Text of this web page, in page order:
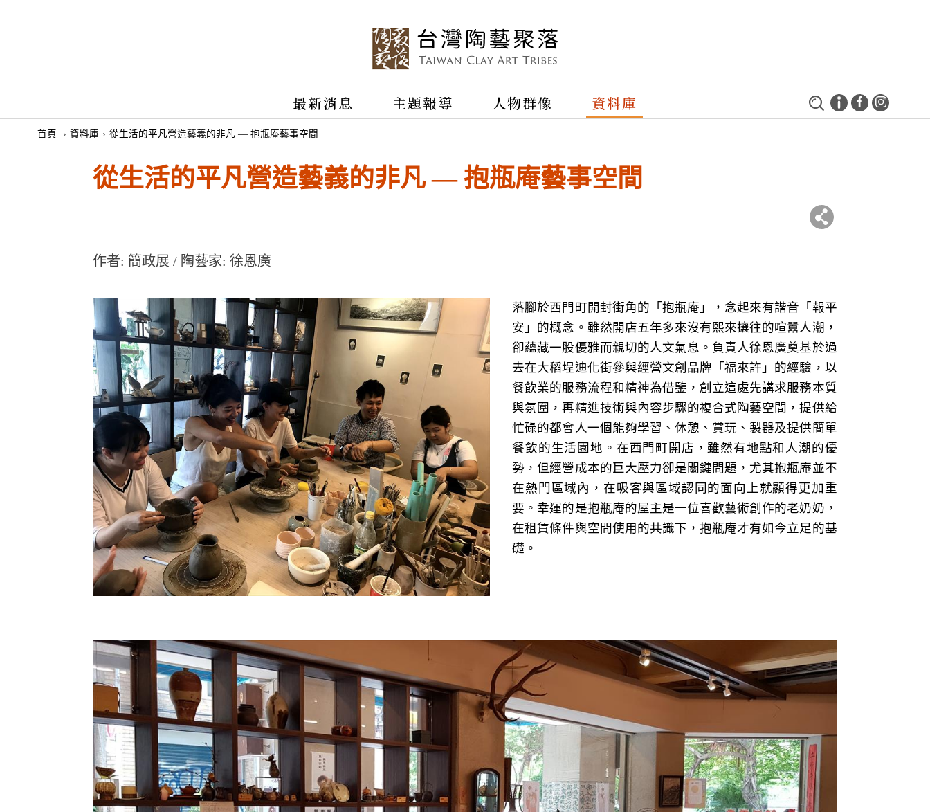
最新消息 主題報導 人物群像 資料庫
首頁 › 資料庫 › 從生活的平凡營造藝義的非凡 — 抱瓶庵藝事空間
從生活的平凡營造藝義的非凡 — 抱瓶庵藝事空間
作者: 簡政展 / 陶藝家: 徐恩廣
落腳於西門町開封街角的「抱瓶庵」，念起來有諧音「報平
安」的概念。雖然開店五年多來沒有熙來攘往的喧囂人潮，
卻蘊藏一股優雅而親切的人文氣息。負責人徐恩廣奠基於過
去在大稻埕迪化街參與經營文創品牌「福來許」的經驗，以
餐飲業的服務流程和精神為借鑒，創立這處先講求服務本質
與氛圍，再精進技術與內容步驟的複合式陶藝空間，提供給
忙碌的都會人一個能夠學習、休憩、賞玩、製器及提供簡單
餐飲的生活園地。在西門町開店，雖然有地點和人潮的優
勢，但經營成本的巨大壓力卻是關鍵問題，尤其抱瓶庵並不
在熱門區域內，在吸客與區域認同的面向上就顯得更加重
要。幸運的是抱瓶庵的屋主是一位喜歡藝術創作的老奶奶，
在租賃條件與空間使用的共識下，抱瓶庵才有如今立足的基
礎。